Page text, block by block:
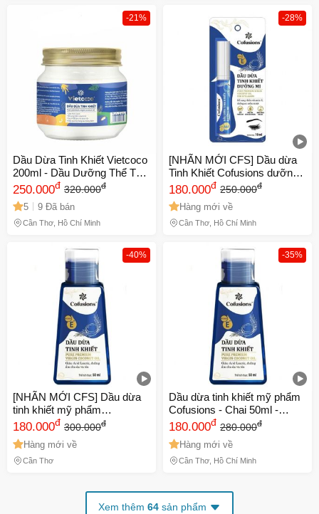
-21%
Dầu Dừa Tinh Khiết Vietcoco
200ml - Dầu Dưỡng Thể Tự
Nhiên, Không Chất Bảo
Quản, Làm Đẹp Da, 100%
Từ Cơm Dừa
250.000đ 320.000đ
5 9 Đã bán
Cần Thơ, Hồ Chí Minh
-28%
[NHÃN MỚI CFS] Dầu dừa
Tinh Khiết Cofusions dưỡng
mi 10ml
180.000đ 250.000đ
Hàng mới về
Cần Thơ, Hồ Chí Minh
-40%
[NHÃN MỚI CFS] Dầu dừa
tinh khiết mỹ phẩm
Cofusions - Chai 50ml -
180.000đ 300.000đ
Hàng mới về
Cần Thơ
-35%
Dầu dừa tinh khiết mỹ phẩm
Cofusions - Chai 50ml -
Coconut Oil xuất xứ Việt
180.000đ 280.000đ
Hàng mới về
Cần Thơ, Hồ Chí Minh
Xem thêm 64 sản phẩm